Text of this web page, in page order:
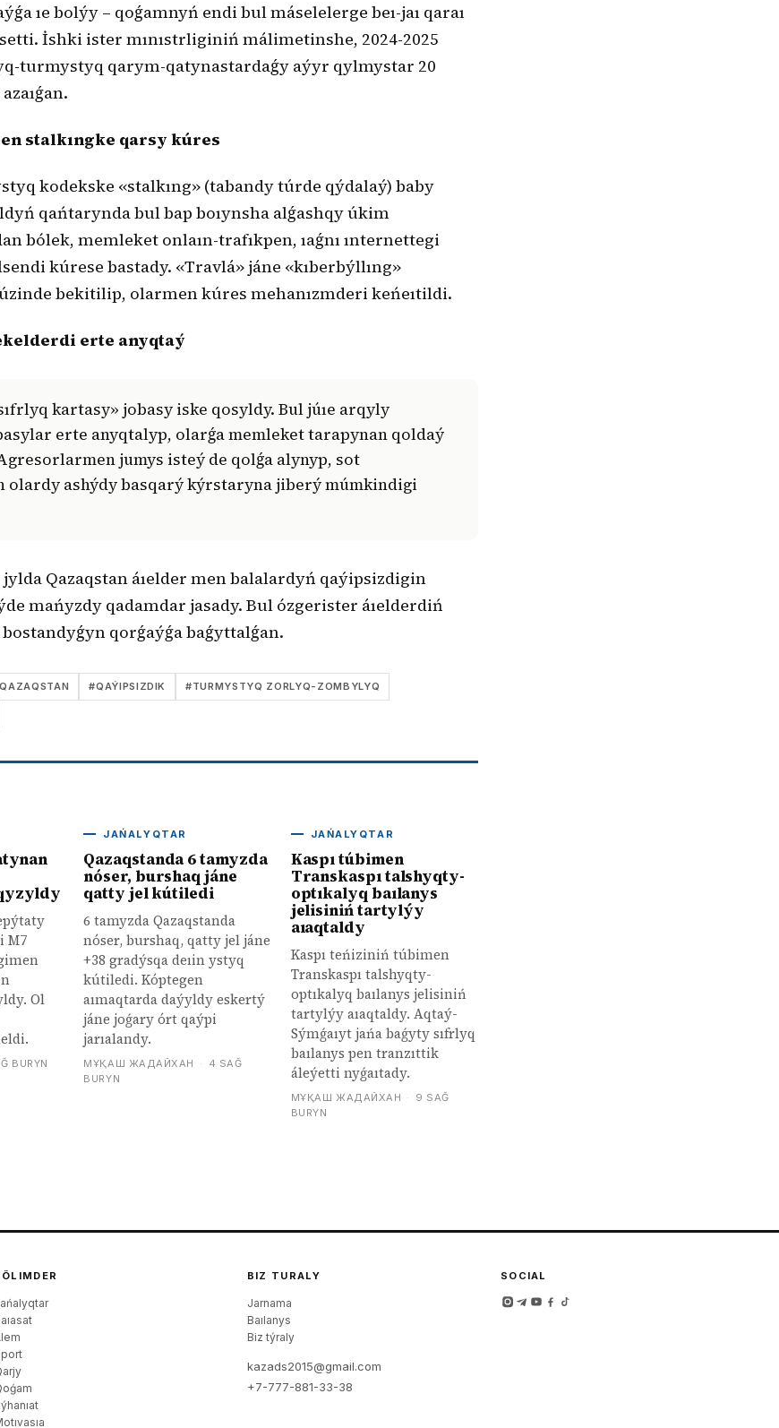
ıe bolýy – qoǵamnyń endi bul máselelerge beı-jaı qaraı
İshki ister mınıstrliginiń málimetinshe, 2024-2025
turmystyq qarym-qatynastardaǵy aýyr qylmystar 20
stalkıngke qarsy kúres
kodekske «stalkıng» (tabandy túrde qýdalaý) baby
qańtarynda bul bap boıynsha alǵashqy úkim
bólek, memleket onlaın-trafıkpen, ıaǵnı ınternettegi
kúrese bastady. «Travlá» jáne «kıberbýllıng»
bekitilip, olarmen kúres mehanızmderi keńeıtildi.
erte anyqtaý
erte anyqtalyp, olarǵa memleket tarapynan qoldaý
jumys isteý de qolǵa alynyp, sot
olardy ashýdy basqarý kýrstaryna jiberý múmkindigi
jylda Qazaqstan áıelder men balalardyń qaýipsizdigin
mańyzdy qadamdar jasady. Bul ózgerister áıelderdiń
qorǵaýǵa baǵyttalǵan.
QAZAQSTAN #QAÝIPSIZDIK #TURMYSTYQ ZORLYQ-ZOMBYLYQ
M7
Ol
BURYN
JAŃALYQTAR
Qazaqstanda 6 tamyzda
nóser, burshaq jáne
qatty jel kútiledi
6 tamyzda Qazaqstanda
nóser, burshaq, qatty jel jáne
+38 gradýsqa deıin ystyq
kútiledi. Kóptegen
aımaqtarda daýyldy eskertý
jáne joǵary órt qaýpi
jarıalandy.
МҰҚАШ ЖАДАЙХАН ·
4 SAĞ
BURYN
JAŃALYQTAR
Kaspı túbimen
Transkaspı talshyqty-
optıkalyq baılanys
jelisiniń tartylýy
aıaqtaldy
Kaspı teńiziniń túbimen
Transkaspı talshyqty-
optıkalyq baılanys jelisiniń
tartylýy aıaqtaldy. Aqtaý-
Sýmǵaıyt jańa baǵyty sıfrlyq
baılanys pen tranzıttik
áleýetti nyǵaıtady.
МҰҚАШ ЖАДАЙХАН ·
9 SAĞ
BURYN
BIZ TURALY
Jarnama
Baılanys
Biz týraly
kazads2015@gmail.com
+7-777-881-33-38
SOCIAL